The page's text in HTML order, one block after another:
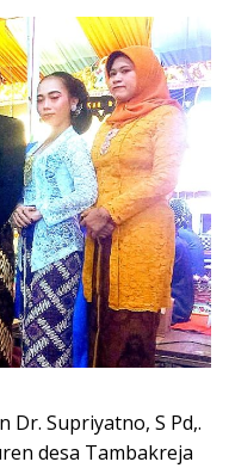
Dr. Supriyatno, S Pd,.
desa Tambakreja